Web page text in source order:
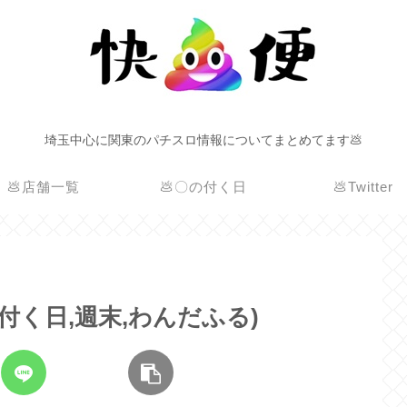
埼玉中心に関東のパチスロ情報についてまとめてます💩
💩店舗一覧 💩〇の付く日 💩Twitter
く日,週末,わんだふる)